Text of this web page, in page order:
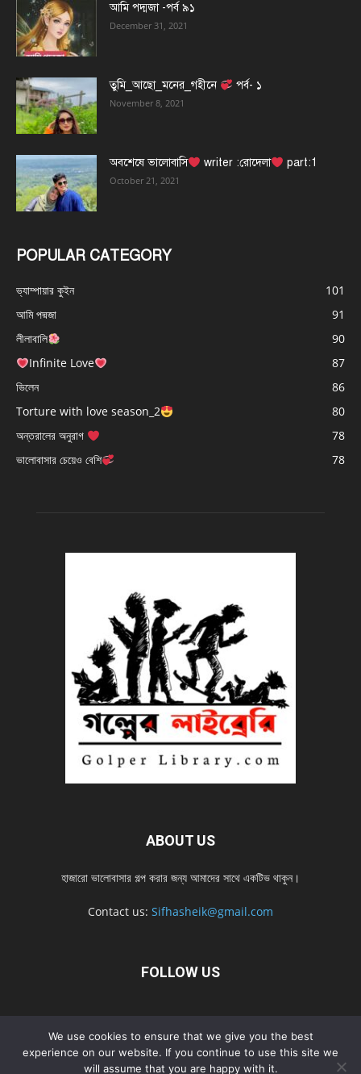
আমি পদ্মজা -পর্ব ৯১
December 31, 2021
তুমি_আছো_মনের_গহীনে পর্ব- ১
November 8, 2021
অবশেষে ভালোবাসি writer :রোদেলা part:1
October 21, 2021
POPULAR CATEGORY
ভ্যাম্পায়ার কুইন
101
আমি পদ্মজা
91
লীলাবালি
90
Infinite Love
87
ভিলেন
86
Torture with love season_2
80
অন্তরালের অনুরাগ
78
ভালোবাসার চেয়েও বেশি
78
ABOUT US
হাজারো ভালোবাসার গল্প করার জন্য আমাদের সাথে একটিভ থাকুন।
Contact us: Sifhasheik@gmail.com
FOLLOW US
Home Contact us Privacy Policy শ্রেনী
শ্রেনী – mobile
Home – mobile
নতুন সব গল্প নতুন সব গল্প – mobile
নতুন সব গল্প 2022
নতুন সব গল্প 2022 – mobile
We use cookies to ensure that we give you the best
experience on our website. If you continue to use this site we
will assume that you are happy with it.